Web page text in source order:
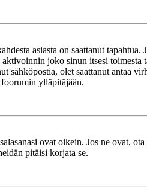
asiasta on saattanut
joko sinun itsesi
sähköpostia, olet saattanut antaa
ylläpitäjään.
ovat oikein. Jos ne ovat,
pitäisi korjata se.